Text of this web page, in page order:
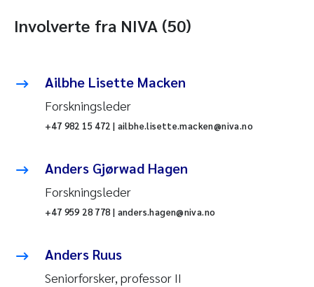
Involverte fra NIVA (50)
Ailbhe Lisette Macken
Forskningsleder
+47 982 15 472 | ailbhe.lisette.macken@niva.no
Anders Gjørwad Hagen
Forskningsleder
+47 959 28 778 | anders.hagen@niva.no
Anders Ruus
Seniorforsker, professor II